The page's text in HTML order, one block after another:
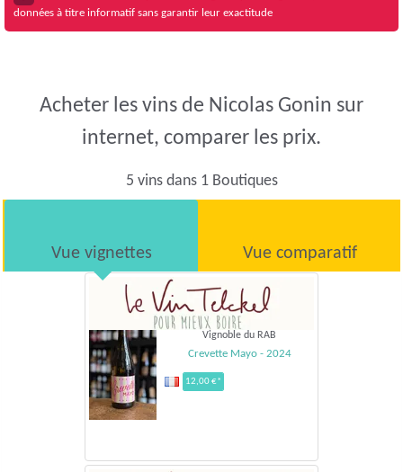
données à titre informatif sans garantir leur exactitude
Acheter les vins de Nicolas Gonin sur
internet, comparer les prix.
5 vins dans 1 Boutiques
Vue vignettes Vue comparatif
Vignoble du RAB
Crevette Mayo - 2024
12,00 €*